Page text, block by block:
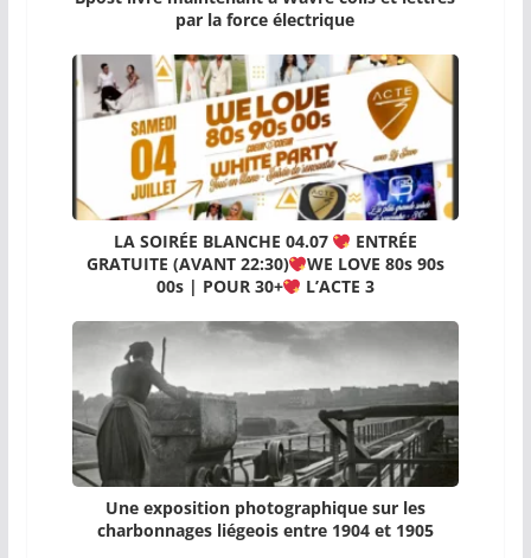
par la force électrique
LA SOIRÉE BLANCHE 04.07
ENTRÉE
GRATUITE (AVANT 22:30)
WE LOVE 80s 90s
00s | POUR 30+
L’ACTE 3
Une exposition photographique sur les
charbonnages liégeois entre 1904 et 1905